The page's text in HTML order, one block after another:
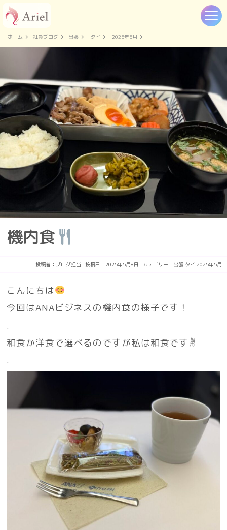
ホーム 社員ブログ 出張 タイ 2025年5月
機内食
投稿者： ブログ担当 投稿日：2025年5月8日 カテゴリー： 出張 タイ 2025年5月
こんにちは
今回はANAビジネスの機内食の様子です！
.
和食か洋食で選べるのですが私は和食です✌️
.